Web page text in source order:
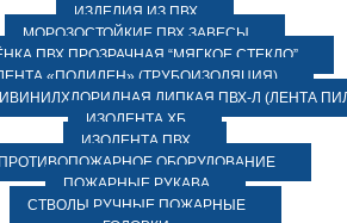
ИЗДЕЛИЯ ИЗ ПВХ
МОРОЗОСТОЙКИЕ ПВХ ЗАВЕСЫ
ПВХ ПРОЗРАЧНАЯ “МЯГКОЕ СТЕКЛО”
«ПОЛИЛЕН» (ТРУБОИЗОЛЯЦИЯ)
ЛИПКАЯ ПВХ-Л (ЛЕНТА
ИЗОЛЕНТА ХБ
ИЗОЛЕНТА ПВХ
ПРОТИВОПОЖАРНОЕ ОБОРУДОВАНИЕ
ПОЖАРНЫЕ РУКАВА
СТВОЛЫ РУЧНЫЕ ПОЖАРНЫЕ